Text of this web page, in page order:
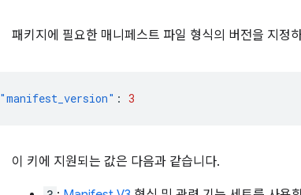
패키지에 필요한 매니페스트 파일 형식의 버전을 지정
"manifest_version" : 3
이 키에 지원되는 값은 다음과 같습니다.